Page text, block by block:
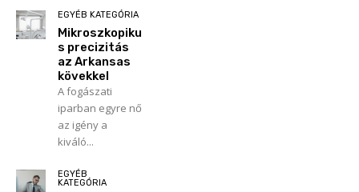
EGYÉB KATEGÓRIA
Mikroszkopiku
s precizitás
az Arkansas
kövekkel
A fogászati
iparban egyre nő
az igény a
kiváló...
EGYÉB
KATEGÓRIA